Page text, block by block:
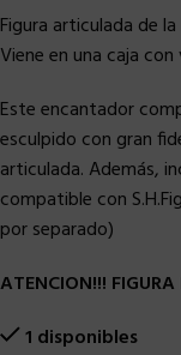
Figura articulada de la
Viene en una caja
Este encantador
esculpido con gran
articulada. Además,
compatible con
por separado)
ATENCION!!!
1 disponibles